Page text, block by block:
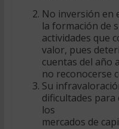
No inversión en
la formación de
actividades que
valor, pues
cuentas del año
no reconocerse
Su
dificultades
los
mercados de